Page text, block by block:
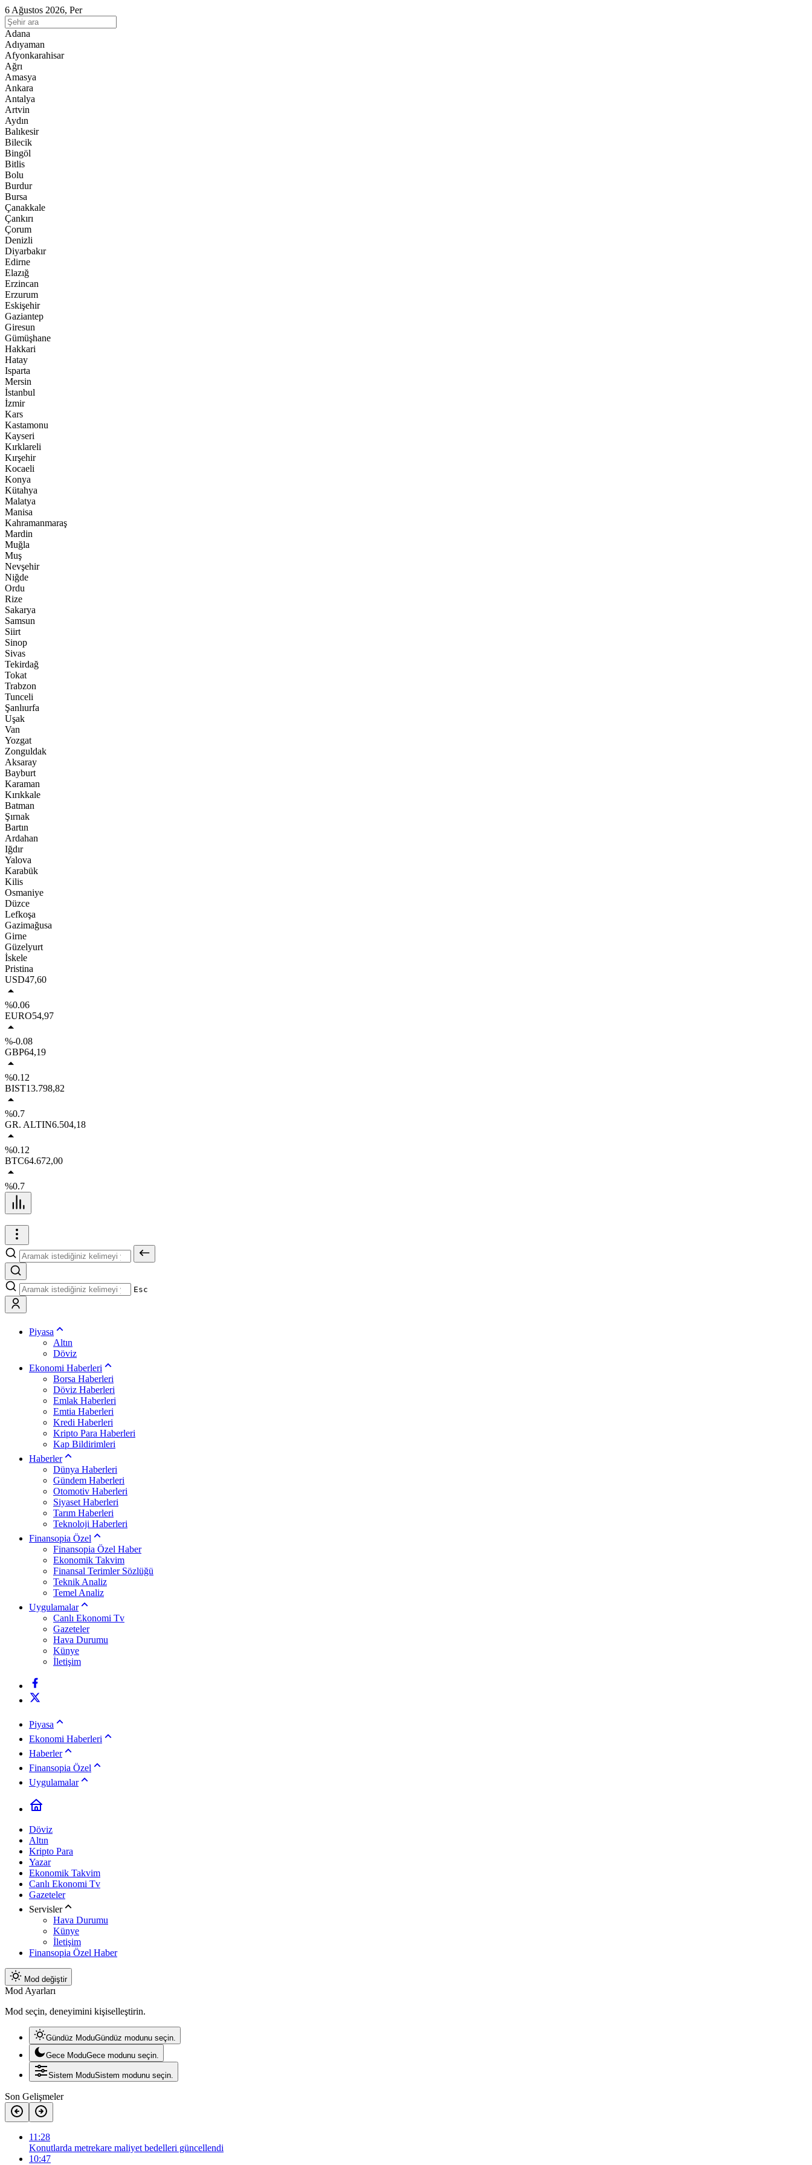
6 Ağustos 2026, Per
Adana
Adıyaman
Afyonkarahisar
Ağrı
Amasya
Ankara
Antalya
Artvin
Aydın
Balıkesir
Bilecik
Bingöl
Bitlis
Bolu
Burdur
Bursa
Çanakkale
Çankırı
Çorum
Denizli
Diyarbakır
Edirne
Elazığ
Erzincan
Erzurum
Eskişehir
Gaziantep
Giresun
Gümüşhane
Hakkari
Hatay
Isparta
Mersin
İstanbul
İzmir
Kars
Kastamonu
Kayseri
Kırklareli
Kırşehir
Kocaeli
Konya
Kütahya
Malatya
Manisa
Kahramanmaraş
Mardin
Muğla
Muş
Nevşehir
Niğde
Ordu
Rize
Sakarya
Samsun
Siirt
Sinop
Sivas
Tekirdağ
Tokat
Trabzon
Tunceli
Şanlıurfa
Uşak
Van
Yozgat
Zonguldak
Aksaray
Bayburt
Karaman
Kırıkkale
Batman
Şırnak
Bartın
Ardahan
Iğdır
Yalova
Karabük
Kilis
Osmaniye
Düzce
Lefkoşa
Gazimağusa
Girne
Güzelyurt
İskele
Pristina
USD47,60
%0.06
EURO54,97
%-0.08
GBP64,19
%0.12
BIST13.798,82
%0.7
GR. ALTIN6.504,18
%0.12
BTC64.672,00
%0.7
Esc
Piyasa
Altın
Döviz
Ekonomi Haberleri
Borsa Haberleri
Döviz Haberleri
Emlak Haberleri
Emtia Haberleri
Kredi Haberleri
Kripto Para Haberleri
Kap Bildirimleri
Haberler
Dünya Haberleri
Gündem Haberleri
Otomotiv Haberleri
Siyaset Haberleri
Tarım Haberleri
Teknoloji Haberleri
Finansopia Özel
Finansopia Özel Haber
Ekonomik Takvim
Finansal Terimler Sözlüğü
Teknik Analiz
Temel Analiz
Uygulamalar
Canlı Ekonomi Tv
Gazeteler
Hava Durumu
Künye
İletişim
Piyasa
Ekonomi Haberleri
Haberler
Finansopia Özel
Uygulamalar
Döviz
Altın
Kripto Para
Yazar
Ekonomik Takvim
Canlı Ekonomi Tv
Gazeteler
Servisler
Hava Durumu
Künye
İletişim
Finansopia Özel Haber
Mod değiştir
Mod Ayarları
Mod seçin, deneyimini kişiselleştirin.
Gündüz ModuGündüz modunu seçin.
Gece ModuGece modunu seçin.
Sistem ModuSistem modunu seçin.
Son Gelişmeler
11:28
Konutlarda metrekare maliyet bedelleri güncellendi
10:47